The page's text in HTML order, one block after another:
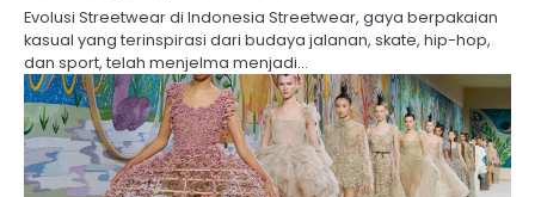
Evolusi Streetwear di Indonesia Streetwear, gaya berpakaian
kasual yang terinspirasi dari budaya jalanan, skate, hip-hop,
dan sport, telah menjelma menjadi…